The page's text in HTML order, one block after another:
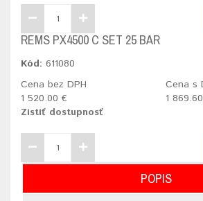
REMS PX4500 C SET 25 BAR
Kód: 611080
Cena bez DPH
1 520.00 €
Cena s
1
Zistiť dostupnosť
POPIS